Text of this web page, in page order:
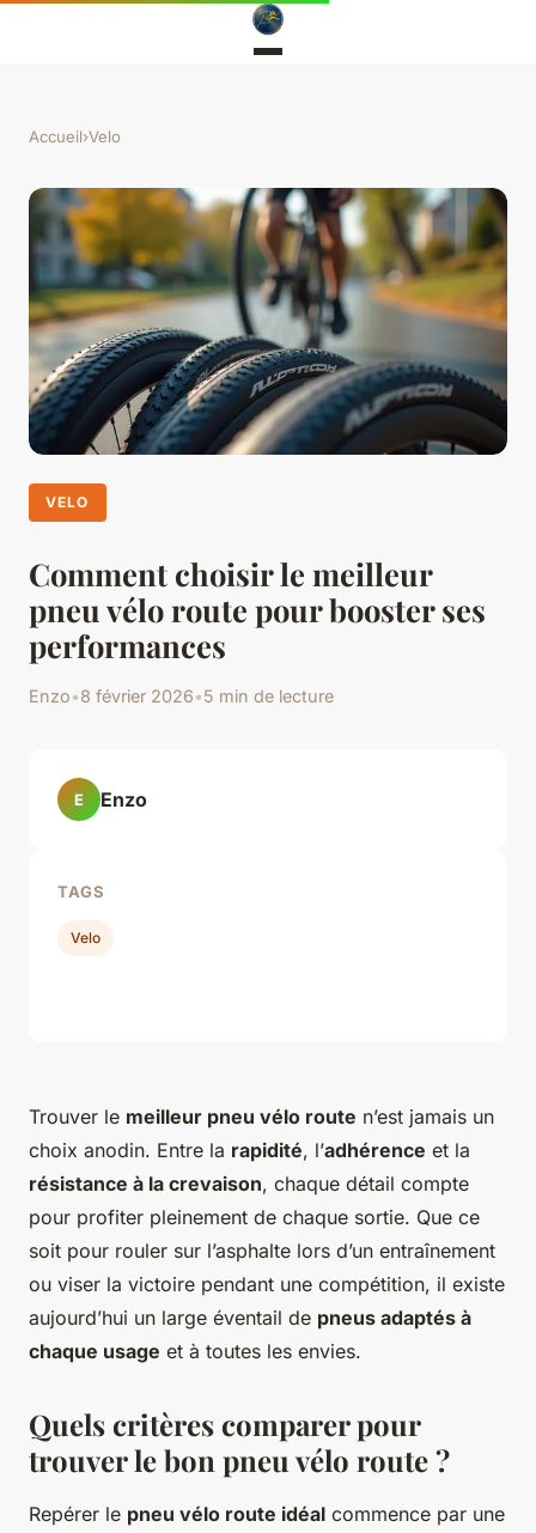
Accueil›Velo
VELO
Comment choisir le meilleur
pneu vélo route pour booster ses
performances
Enzo•8 février 2026•5 min de lecture
Trouver le meilleur pneu vélo route n’est jamais un
choix anodin. Entre la rapidité, l’adhérence et la
résistance à la crevaison, chaque détail compte
pour profiter pleinement de chaque sortie. Que ce
soit pour rouler sur l’asphalte lors d’un entraînement
ou viser la victoire pendant une compétition, il existe
aujourd’hui un large éventail de pneus adaptés à
chaque usage et à toutes les envies.
Quels critères comparer pour
trouver le bon pneu vélo route ?
Repérer le pneu vélo route idéal commence par une
E Enzo
TAGS
Velo